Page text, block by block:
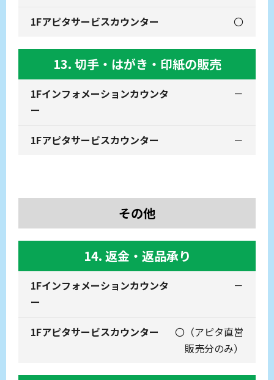
〇
13. 切手・はがき・印紙の販売
－
－
その他
14. 返金・返品承り
－
〇 （アピタ直営
販売分のみ）